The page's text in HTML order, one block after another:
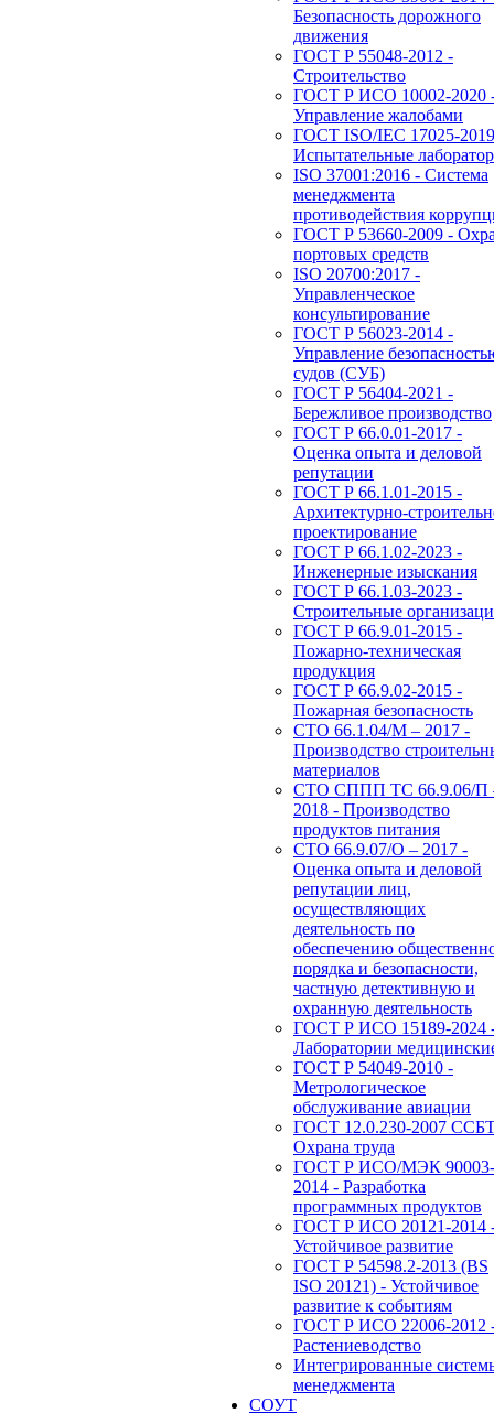
Безопасность дорожного
движения
ГОСТ Р 55048-2012 -
Строительство
ГОСТ Р ИСО 10002-2020
Управление жалобами
ГОСТ ISO/IEC 17025-
Испытательные
ISO 37001:2016 - Система
менеджмента
противодействия
ГОСТ Р 53660-2009 -
портовых средств
ISO 20700:2017 -
Управленческое
консультирование
ГОСТ Р 56023-2014 -
Управление
судов (СУБ)
ГОСТ Р 56404-2021 -
Бережливое производство
ГОСТ Р 66.0.01-2017 -
Оценка опыта и деловой
репутации
ГОСТ Р 66.1.01-2015 -
Архитектурно-
проектирование
ГОСТ Р 66.1.02-2023 -
Инженерные изыскания
ГОСТ Р 66.1.03-2023 -
Строительные
ГОСТ Р 66.9.01-2015 -
Пожарно-техническая
продукция
ГОСТ Р 66.9.02-2015 -
Пожарная безопасность
СТО 66.1.04/М – 2017 -
Производство
материалов
СТО СППП ТС 66.9.06/П
2018 - Производство
продуктов питания
СТО 66.9.07/О – 2017 -
Оценка опыта и деловой
репутации лиц,
осуществляющих
деятельность по
обеспечению
порядка и безопасности,
частную детективную и
охранную деятельность
ГОСТ Р ИСО 15189-2024
Лаборатории
ГОСТ Р 54049-2010 -
Метрологическое
обслуживание авиации
ГОСТ 12.0.230-2007
Охрана труда
ГОСТ Р ИСО/МЭК 90003-
2014 - Разработка
программных продуктов
ГОСТ Р ИСО 20121-2014
Устойчивое развитие
ГОСТ Р 54598.2-2013 (BS
ISO 20121) - Устойчивое
развитие к событиям
ГОСТ Р ИСО 22006-2012
Растениеводство
Интегрированные
менеджмента
СОУТ